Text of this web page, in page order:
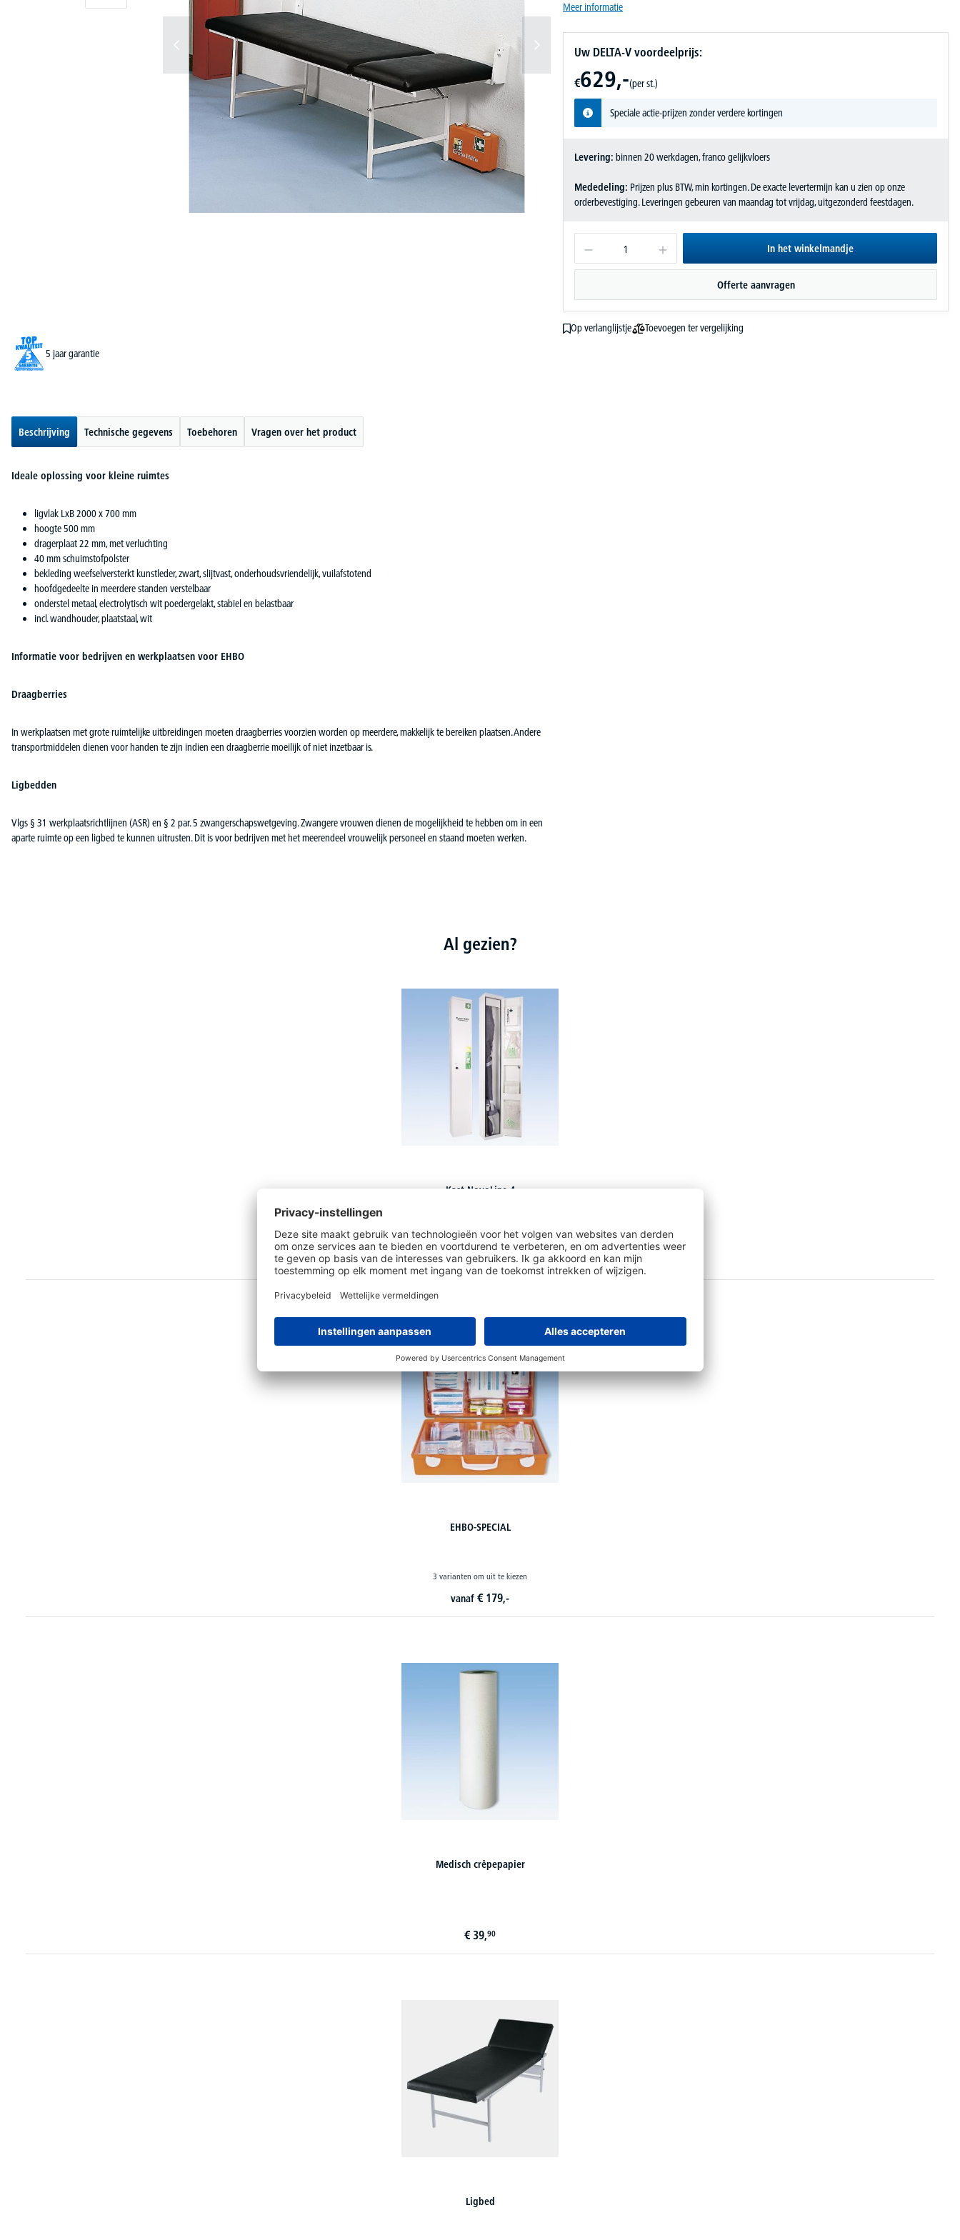
Meer informatie
Uw DELTA-V voordeelprijs:
€629,-(per st.)
Speciale actie-prijzen zonder verdere kortingen
Levering: binnen 20 werkdagen, franco gelijkvloers
Mededeling: Prijzen plus BTW, min kortingen. De exacte levertermijn kan u zien op onze
orderbevestiging. Leveringen gebeuren van maandag tot vrijdag, uitgezonderd feestdagen.
In het winkelmandje
Offerte aanvragen
Op verlanglijstje
Toevoegen ter vergelijking
5 jaar garantie
Beschrijving Technische gegevens Toebehoren Vragen over het product
Ideale oplossing voor kleine ruimtes
ligvlak LxB 2000 x 700 mm
hoogte 500 mm
dragerplaat 22 mm, met verluchting
40 mm schuimstofpolster
bekleding weefselversterkt kunstleder, zwart, slijtvast, onderhoudsvriendelijk, vuilafstotend
hoofdgedeelte in meerdere standen verstelbaar
onderstel metaal, electrolytisch wit poedergelakt, stabiel en belastbaar
incl. wandhouder, plaatstaal, wit
Informatie voor bedrijven en werkplaatsen voor EHBO
Draagberries
In werkplaatsen met grote ruimtelijke uitbreidingen moeten draagberries voorzien worden op meerdere, makkelijk te bereiken plaatsen. Andere
transportmiddelen dienen voor handen te zijn indien een draagberrie moeilijk of niet inzetbaar is.
Ligbedden
Vlgs § 31 werkplaatsrichtlijnen (ASR) en § 2 par. 5 zwangerschapswetgeving. Zwangere vrouwen dienen de mogelijkheid te hebben om in een
aparte ruimte op een ligbed te kunnen uitrusten. Dit is voor bedrijven met het meerendeel vrouwelijk personeel en staand moeten werken.
Al gezien?
Kast NovoLine 4
2 varianten om uit te kiezen
vanaf€ 319,-
EHBO-SPECIAL
3 varianten om uit te kiezen
vanaf € 179,-
Medisch crêpepapier
€ 39,90
Ligbed